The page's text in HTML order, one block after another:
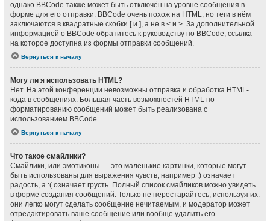
однако BBCode также может быть отключён на уровне сообщения в
форме для его отправки. BBCode очень похож на HTML, но теги в нём
заключаются в квадратные скобки [ и ], а не в < и >. За дополнительной
информацией о BBCode обратитесь к руководству по BBCode, ссылка
на которое доступна из формы отправки сообщений.
Вернуться к началу
Могу ли я использовать HTML?
Нет. На этой конференции невозможны отправка и обработка HTML-
кода в сообщениях. Большая часть возможностей HTML по
форматированию сообщений может быть реализована с
использованием BBCode.
Вернуться к началу
Что такое смайлики?
Смайлики, или эмотиконы — это маленькие картинки, которые могут
быть использованы для выражения чувств, например :) означает
радость, а :( означает грусть. Полный список смайликов можно увидеть
в форме создания сообщений. Только не перестарайтесь, используя их:
они легко могут сделать сообщение нечитаемым, и модератор может
отредактировать ваше сообщение или вообще удалить его.